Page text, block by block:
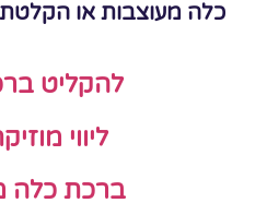
כלה מעוצבות או
להקליט
ליווי
ברכת כלה